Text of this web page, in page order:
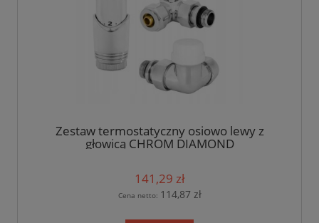
Zestaw termostatyczny osiowo lewy z
głowicą CHROM DIAMOND
141,29 zł
Cena netto: 114,87 zł